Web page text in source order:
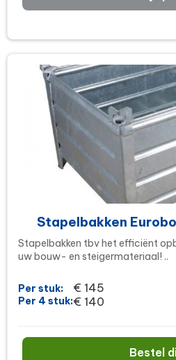
Stapelbakken
Stapelbakken tbv het efficiënt
uw bouw- en steigermateriaal! ..
Per stuk:
Per 4 stuk:
€ 145
€ 140
Bestel